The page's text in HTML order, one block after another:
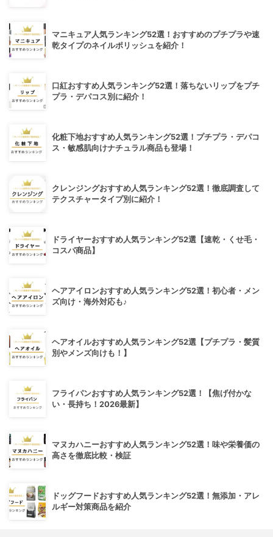
マニキュア人気ランキング52選！おすすめのプチプラや速
乾タイプのネイルポリッシュを紹介！
口紅おすすめ人気ランキング52選！落ちないリップをプチ
プラ・デパコス別に紹介！
化粧下地おすすめ人気ランキング52選！プチプラ・デパコ
ス・敏感肌向けナチュラル商品も登場！
クレンジングおすすめ人気ランキング52選！徹底調査して
テクスチャータイプ別に紹介！
ドライヤーおすすめ人気ランキング52選【速乾・くせ毛・
コスパ商品】
ヘアアイロンおすすめ人気ランキング52選！初心者・メン
ズ向け・海外対応も♪
ヘアオイルおすすめ人気ランキング52選【プチプラ・髪質
別やメンズ向けも！】
フライパンおすすめ人気ランキング52選！【焦げ付かな
い・長持ち！2026最新】
マヌカハニーおすすめ人気ランキング52選！味や栄養価の
高さを徹底比較・検証
ドッグフードおすすめ人気ランキング52選！無添加・アレ
ルギー対策商品を紹介